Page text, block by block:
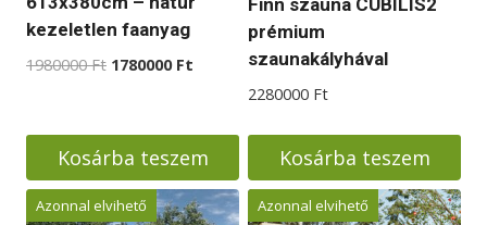
kezeletlen faanyag
1980000Ft Original
1980000 Ft.
1780000 Ft
1780000 Ft.
Kosárba teszem
prémium
szaunakályhával
2280000 Ft
Kosárba teszem
Azonnal elvihető Azonnal elvihető